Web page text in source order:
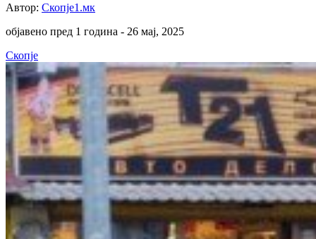
Автор: Скопје1.мк
објавено пред 1 година - 26 мај, 2025
Скопје